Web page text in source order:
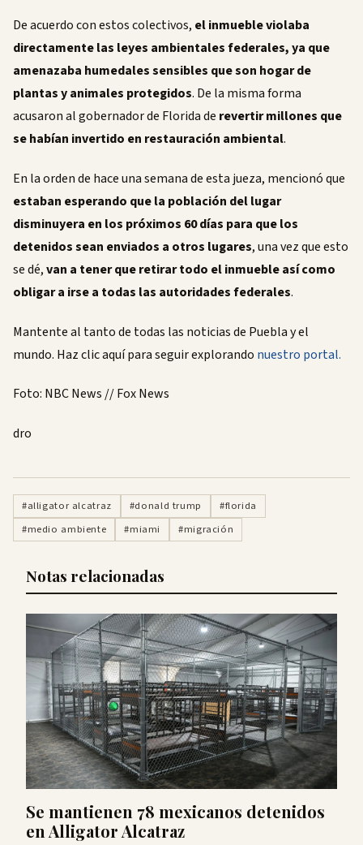
De acuerdo con estos colectivos, el inmueble violaba
directamente las leyes ambientales federales, ya que
amenazaba humedales sensibles que son hogar de
plantas y animales protegidos. De la misma forma
acusaron al gobernador de Florida de revertir millones que
se habían invertido en restauración ambiental.
En la orden de hace una semana de esta jueza, mencionó que
estaban esperando que la población del lugar
disminuyera en los próximos 60 días para que los
detenidos sean enviados a otros lugares, una vez que esto
se dé,van a tener que retirar todo el inmueble así como
obligar a irse a todas las autoridades federales.
Mantente al tanto de todas las noticias de Puebla y el
mundo. Haz clic aquí para seguir explorando nuestro portal.
Foto: NBC News // Fox News
dro
#alligator alcatraz #donald trump
#florida
#medio ambiente
#miami #migración
Notas relacionadas
Se mantienen 78 mexicanos detenidos
en Alligator Alcatraz